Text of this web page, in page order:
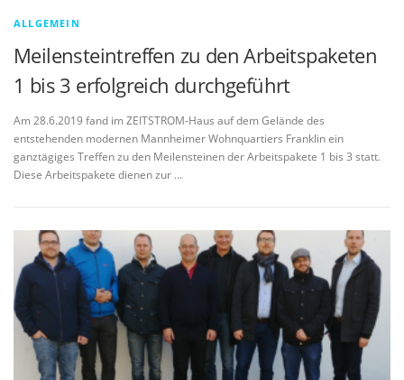
l
e
s
ALLGEMEIN
Meilensteintreffen zu den Arbeitspaketen
1 bis 3 erfolgreich durchgeführt
Am 28.6.2019 fand im ZEITSTROM-Haus auf dem Gelände des
entstehenden modernen Mannheimer Wohnquartiers Franklin ein
ganztägiges Treffen zu den Meilensteinen der Arbeitspakete 1 bis 3 statt.
Diese Arbeitspakete dienen zur …